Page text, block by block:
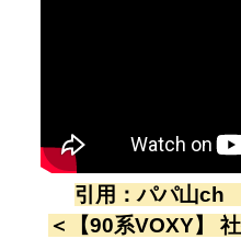
引用：パパ山ch
＜
【90系VOXY】